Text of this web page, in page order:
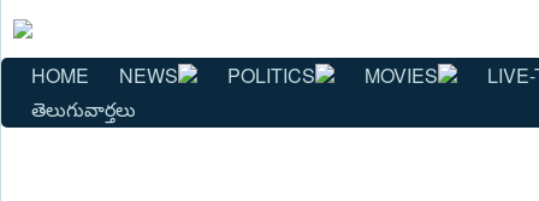
HOME NEWS POLITICS MOVIES
తెలుగువార్తలు